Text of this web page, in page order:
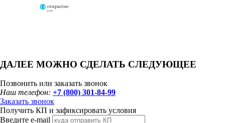
ДАЛЕЕ МОЖНО СДЕЛАТЬ СЛЕДУЮЩЕЕ
Позвонить или заказать звонок
Наш телефон: +7 (800) 301-84-99
Заказать звонок
Получить КП и зафиксировать условия
Введите e-mail